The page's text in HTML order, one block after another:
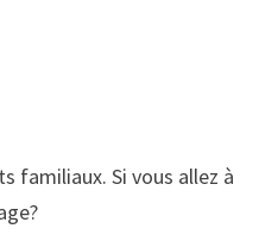
familiaux. Si vous allez à